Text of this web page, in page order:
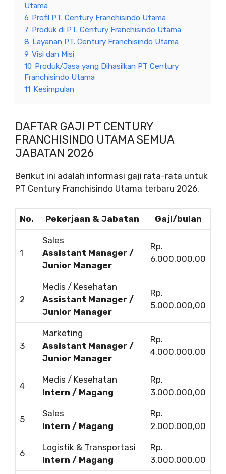
Utama
6 Profil PT. Century Franchisindo Utama
7 Produk di PT. Century Franchisindo Utama
8 Layanan PT. Century Franchisindo Utama
9 Visi dan Misi
10 Produk/Jasa yang Dihasilkan PT Century
Franchisindo Utama
11 Kesimpulan
DAFTAR GAJI PT CENTURY
FRANCHISINDO UTAMA SEMUA
JABATAN 2026
Berikut ini adalah informasi gaji rata-rata untuk
PT Century Franchisindo Utama terbaru 2026.
No. Pekerjaan & Jabatan Gaji/bulan
1
Sales
Assistant Manager /
Junior Manager
Rp.
6.000.000,00
2
Medis / Kesehatan
Assistant Manager /
Junior Manager
Rp.
5.000.000,00
3
Marketing
Assistant Manager /
Junior Manager
Rp.
4.000.000,00
4
Medis / Kesehatan
Intern / Magang
Rp.
3.000.000,00
5
Sales
Intern / Magang
Rp.
2.000.000,00
6
Logistik & Transportasi
Intern / Magang
Rp.
3.000.000,00